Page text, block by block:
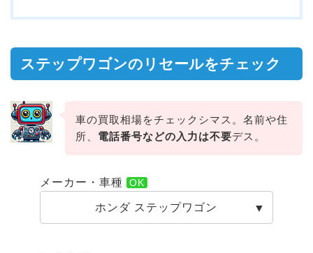
ステップワゴンのリセールをチェック
車の買取相場をチェックシマス。名前や住
所、 電話番号などの入力は不要デス。
メーカー・車種
ホンダ ステップワゴン